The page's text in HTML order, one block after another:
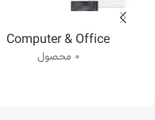
Computer & Office
0 محصول